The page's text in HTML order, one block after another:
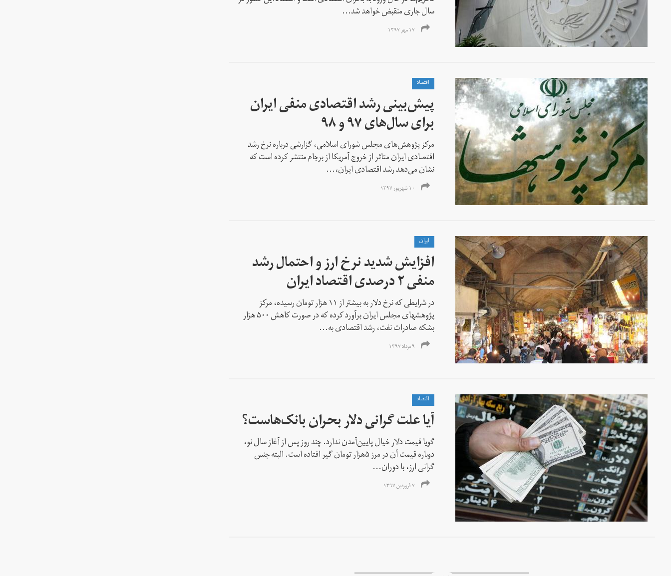
سال جاری منقبض خواهد شد...
۱۷ مهر ۱۳۹۷
اقتصاد
پیش‌بینی رشد اقتصادی منفی ایران
برای سال‌های ۹۷ و ۹۸
مرکز پژوهش‌های مجلس شورای اسلامی، گزارشی درباره نرخ رشد
اقتصادی ایران متاثر از خروج آمریکا از برجام منتشر کرده است که
نشان می‌دهد رشد اقتصادی ایران،...
۱۰ شهریور ۱۳۹۷
ايران
افزایش شدید نرخ ارز و احتمال رشد
منفی ۲ درصدی اقتصاد ایران
در شرایطی که نرخ دلار به بیشتر از ۱۱ هزار تومان رسیده، مرکز
پژوهشهای مجلس ایران برآورد کرده که در صورت کاهش ۵۰۰ هزار
بشکه صادرات نفت، رشد اقتصادی به...
۹ مرداد ۱۳۹۷
اقتصاد
آیا علت گرانی دلار بحران بانک‌هاست؟
گویا قیمت دلار خیال پایین‌آمدن ندارد. چند روز پس از آغاز سال نو،
دوباره قیمت آن در مرز ۵هزار تومان گیر افتاده است. البته جنس
گرانی ارز، با دوران...
۷ فروردین ۱۳۹۷